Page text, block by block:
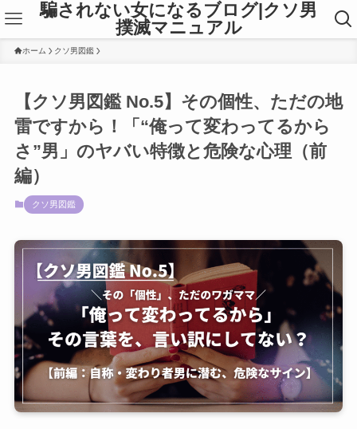
騙されない女になるブログ|クソ男
撲滅マニュアル
ホーム クソ男図鑑
【クソ男図鑑 No.5】その個性、ただの地
雷ですから！「“俺って変わってるから
さ”男」のヤバい特徴と危険な心理（前
編）
クソ男図鑑